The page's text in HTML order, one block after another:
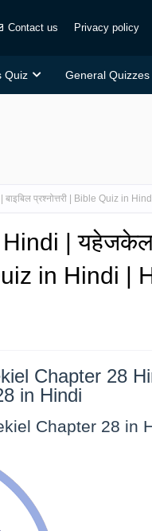
Contact us Privacy policy
Quiz General Quizzes
प्रश्नोत्तरी | Bible Quiz in
Hindi |
Quiz in Hindi |
Chapter 28
in Hindi
Chapter 28 in